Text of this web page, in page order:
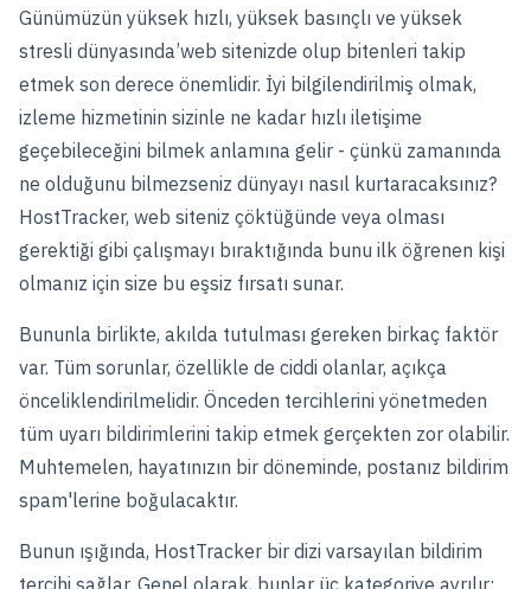
Günümüzün yüksek hızlı, yüksek basınçlı ve yüksek
stresli dünyasında’web sitenizde olup bitenleri takip
etmek son derece önemlidir. İyi bilgilendirilmiş olmak,
izleme hizmetinin sizinle ne kadar hızlı iletişime
geçebileceğini bilmek anlamına gelir - çünkü zamanında
ne olduğunu bilmezseniz dünyayı nasıl kurtaracaksınız?
HostTracker, web siteniz çöktüğünde veya olması
gerektiği gibi çalışmayı bıraktığında bunu ilk öğrenen kişi
olmanız için size bu eşsiz fırsatı sunar.
Bununla birlikte, akılda tutulması gereken birkaç faktör
var. Tüm sorunlar, özellikle de ciddi olanlar, açıkça
önceliklendirilmelidir. Önceden tercihlerini yönetmeden
tüm uyarı bildirimlerini takip etmek gerçekten zor olabilir.
Muhtemelen, hayatınızın bir döneminde, postanız bildirim
spam'lerine boğulacaktır.
Bunun ışığında, HostTracker bir dizi varsayılan bildirim